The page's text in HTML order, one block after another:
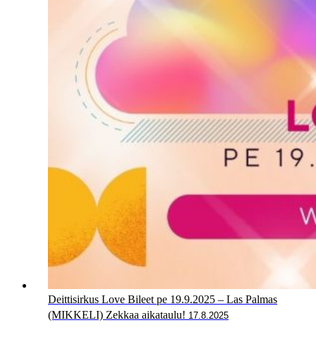
Deittisirkus Love Bileet pe 19.9.2025 – Las Palmas
(MIKKELI) Zekkaa aikataulu! 17.8.2025